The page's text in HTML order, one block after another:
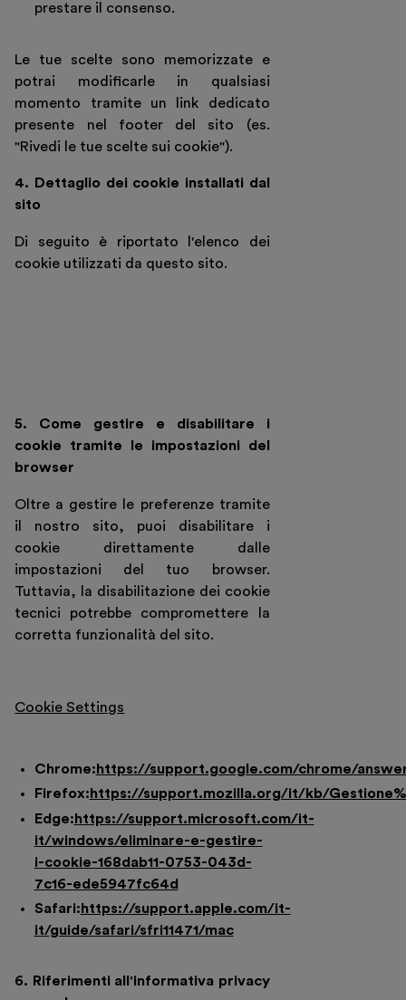
prestare il consenso.
Le tue scelte sono memorizzate e
potrai modificarle in qualsiasi
momento tramite un link dedicato
presente nel footer del sito (es.
"Rivedi le tue scelte sui cookie").
4. Dettaglio dei cookie installati dal
sito
Di seguito è riportato l'elenco dei
cookie utilizzati da questo sito.
5. Come gestire e disabilitare i
cookie tramite le impostazioni del
browser
Oltre a gestire le preferenze tramite
il nostro sito, puoi disabilitare i
cookie direttamente dalle
impostazioni del tuo browser.
Tuttavia, la disabilitazione dei cookie
tecnici potrebbe compromettere la
corretta funzionalità del sito.
Cookie Settings
Chrome: https://support.google.com/chrome/
Firefox: https://support.mozilla.org/it/kb/
Edge:https://support.microsoft.com/it-
it/windows/eliminare-e-gestire-
i-cookie-168dab11-0753-043d-
7c16-ede5947fc64d
Safari: https://support.apple.com/it-
it/guide/safari/sfri11471/mac
6. Riferimenti all'informativa privacy